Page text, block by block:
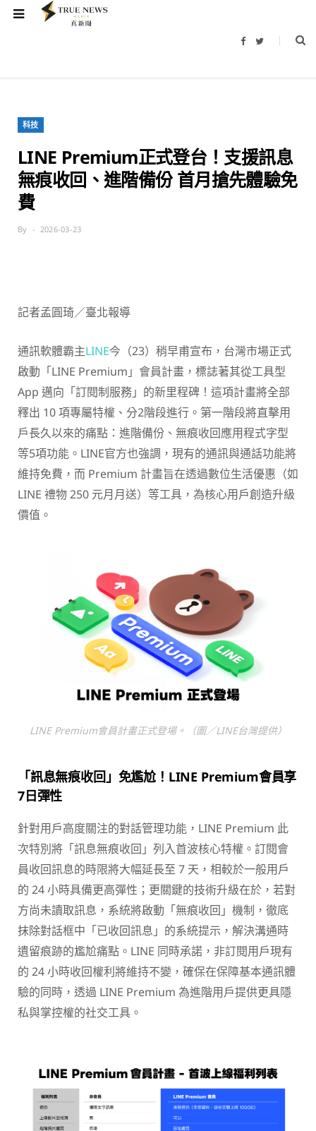
F
b
T
t
科技
LINE Premium正式登台！支援訊息
無痕收回、進階備份 首月搶先體驗免
費
By 2026-03-23
記者孟圓琦／臺北報導
通訊軟體霸主LINE今（23）稍早甫宣布，台灣市場正式
啟動「LINE Premium」會員計畫，標誌著其從工具型
App 邁向「訂閱制服務」的新里程碑！這項計畫將全部
釋出 10 項專屬特權、分2階段進行。第一階段將直擊用
戶長久以來的痛點：進階備份、無痕收回應用程式字型
等5項功能。LINE官方也強調，現有的通訊與通話功能將
維持免費，而 Premium 計畫旨在透過數位生活優惠（如
LINE 禮物 250 元月月送）等工具，為核心用戶創造升級
價值。
LINE Premium會員計畫正式登場。（圖／LINE台灣提供）
「訊息無痕收回」免尷尬！LINE Premium會員享
7日彈性
針對用戶高度關注的對話管理功能，LINE Premium 此
次特別將「訊息無痕收回」列入首波核心特權。訂閱會
員收回訊息的時限將大幅延長至 7 天，相較於一般用戶
的 24 小時具備更高彈性；更關鍵的技術升級在於，若對
方尚未讀取訊息，系統將啟動「無痕收回」機制，徹底
抹除對話框中「已收回訊息」的系統提示，解決溝通時
遺留痕跡的尷尬痛點。LINE 同時承諾，非訂閱用戶現有
的 24 小時收回權利將維持不變，確保在保障基本通訊體
驗的同時，透過 LINE Premium 為進階用戶提供更具隱
私與掌控權的社交工具。